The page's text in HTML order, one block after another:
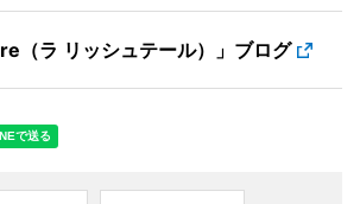
（ラ リッシュテール）」ブログ